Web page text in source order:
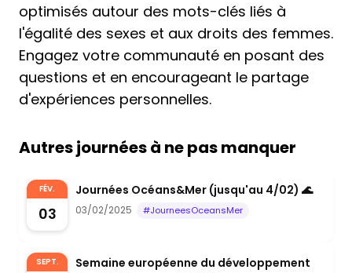
optimisés autour des mots-clés liés à
l'égalité des sexes et aux droits des femmes.
Engagez votre communauté en posant des
questions et en encourageant le partage
d'expériences personnelles.
Autres journées à ne pas manquer
FÉV.
03
Journées Océans&Mer (jusqu'au 4/02) 🌊
03/02/2025 #JourneesOceansMer
SEPT.
Semaine européenne du développement